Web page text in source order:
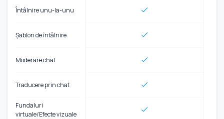
Întâlnire unu-la-unu
Șablon de întâlnire
Moderare chat
Traducere prin chat
Fundaluri
virtuale/Efecte vizuale